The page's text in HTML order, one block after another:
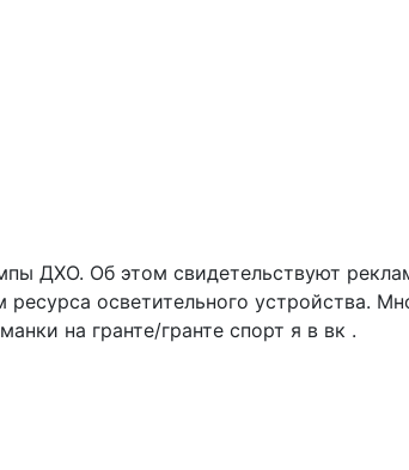
ДХО. Об этом свидетельствуют
осветительного устройства.
на гранте/гранте спорт я в вк .